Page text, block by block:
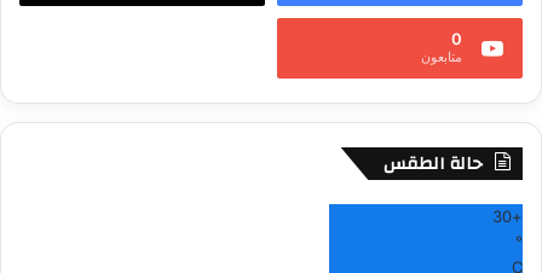
0
متابعون
حالة الطقس
+
30
°
C